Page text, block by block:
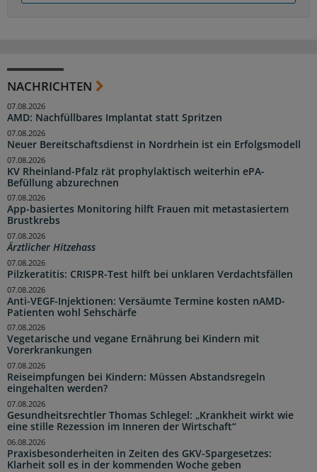
NACHRICHTEN
AMD: Nachfüllbares Implantat statt Spritzen
07.08.2026
Neuer Bereitschaftsdienst in Nordrhein ist ein Erfolgsmodell
07.08.2026
KV Rheinland-Pfalz rät prophylaktisch weiterhin ePA-
Befüllung abzurechnen
07.08.2026
App-basiertes Monitoring hilft Frauen mit metastasiertem
Brustkrebs
07.08.2026
Ärztlicher Hitzehass
07.08.2026
Pilzkeratitis: CRISPR-Test hilft bei unklaren Verdachtsfällen
07.08.2026
Anti-VEGF-Injektionen: Versäumte Termine kosten nAMD-
Patienten wohl Sehschärfe
07.08.2026
Vegetarische und vegane Ernährung bei Kindern mit
Vorerkrankungen
07.08.2026
Reiseimpfungen bei Kindern: Müssen Abstandsregeln
eingehalten werden?
07.08.2026
Gesundheitsrechtler Thomas Schlegel: „Krankheit wirkt wie
eine stille Rezession im Inneren der Wirtschaft“
07.08.2026
Praxisbesonderheiten in Zeiten des GKV-Spargesetzes:
Klarheit soll es in der kommenden Woche geben
06.08.2026